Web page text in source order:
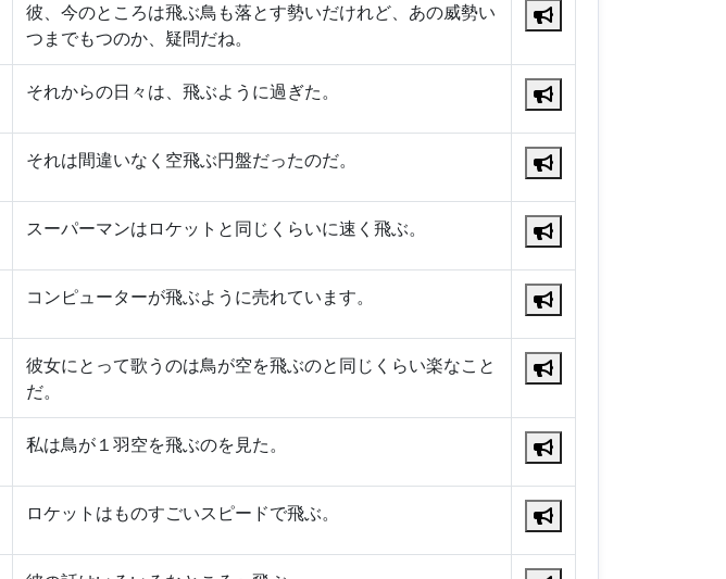
彼、今のところは飛ぶ鳥も落とす勢いだけれど、あの威勢い
つまでもつのか、疑問だね。
それからの日々は、飛ぶように過ぎた。
それは間違いなく空飛ぶ円盤だったのだ。
スーパーマンはロケットと同じくらいに速く飛ぶ。
コンピューターが飛ぶように売れています。
彼女にとって歌うのは鳥が空を飛ぶのと同じくらい楽なこと
だ。
私は鳥が１羽空を飛ぶのを見た。
ロケットはものすごいスピードで飛ぶ。